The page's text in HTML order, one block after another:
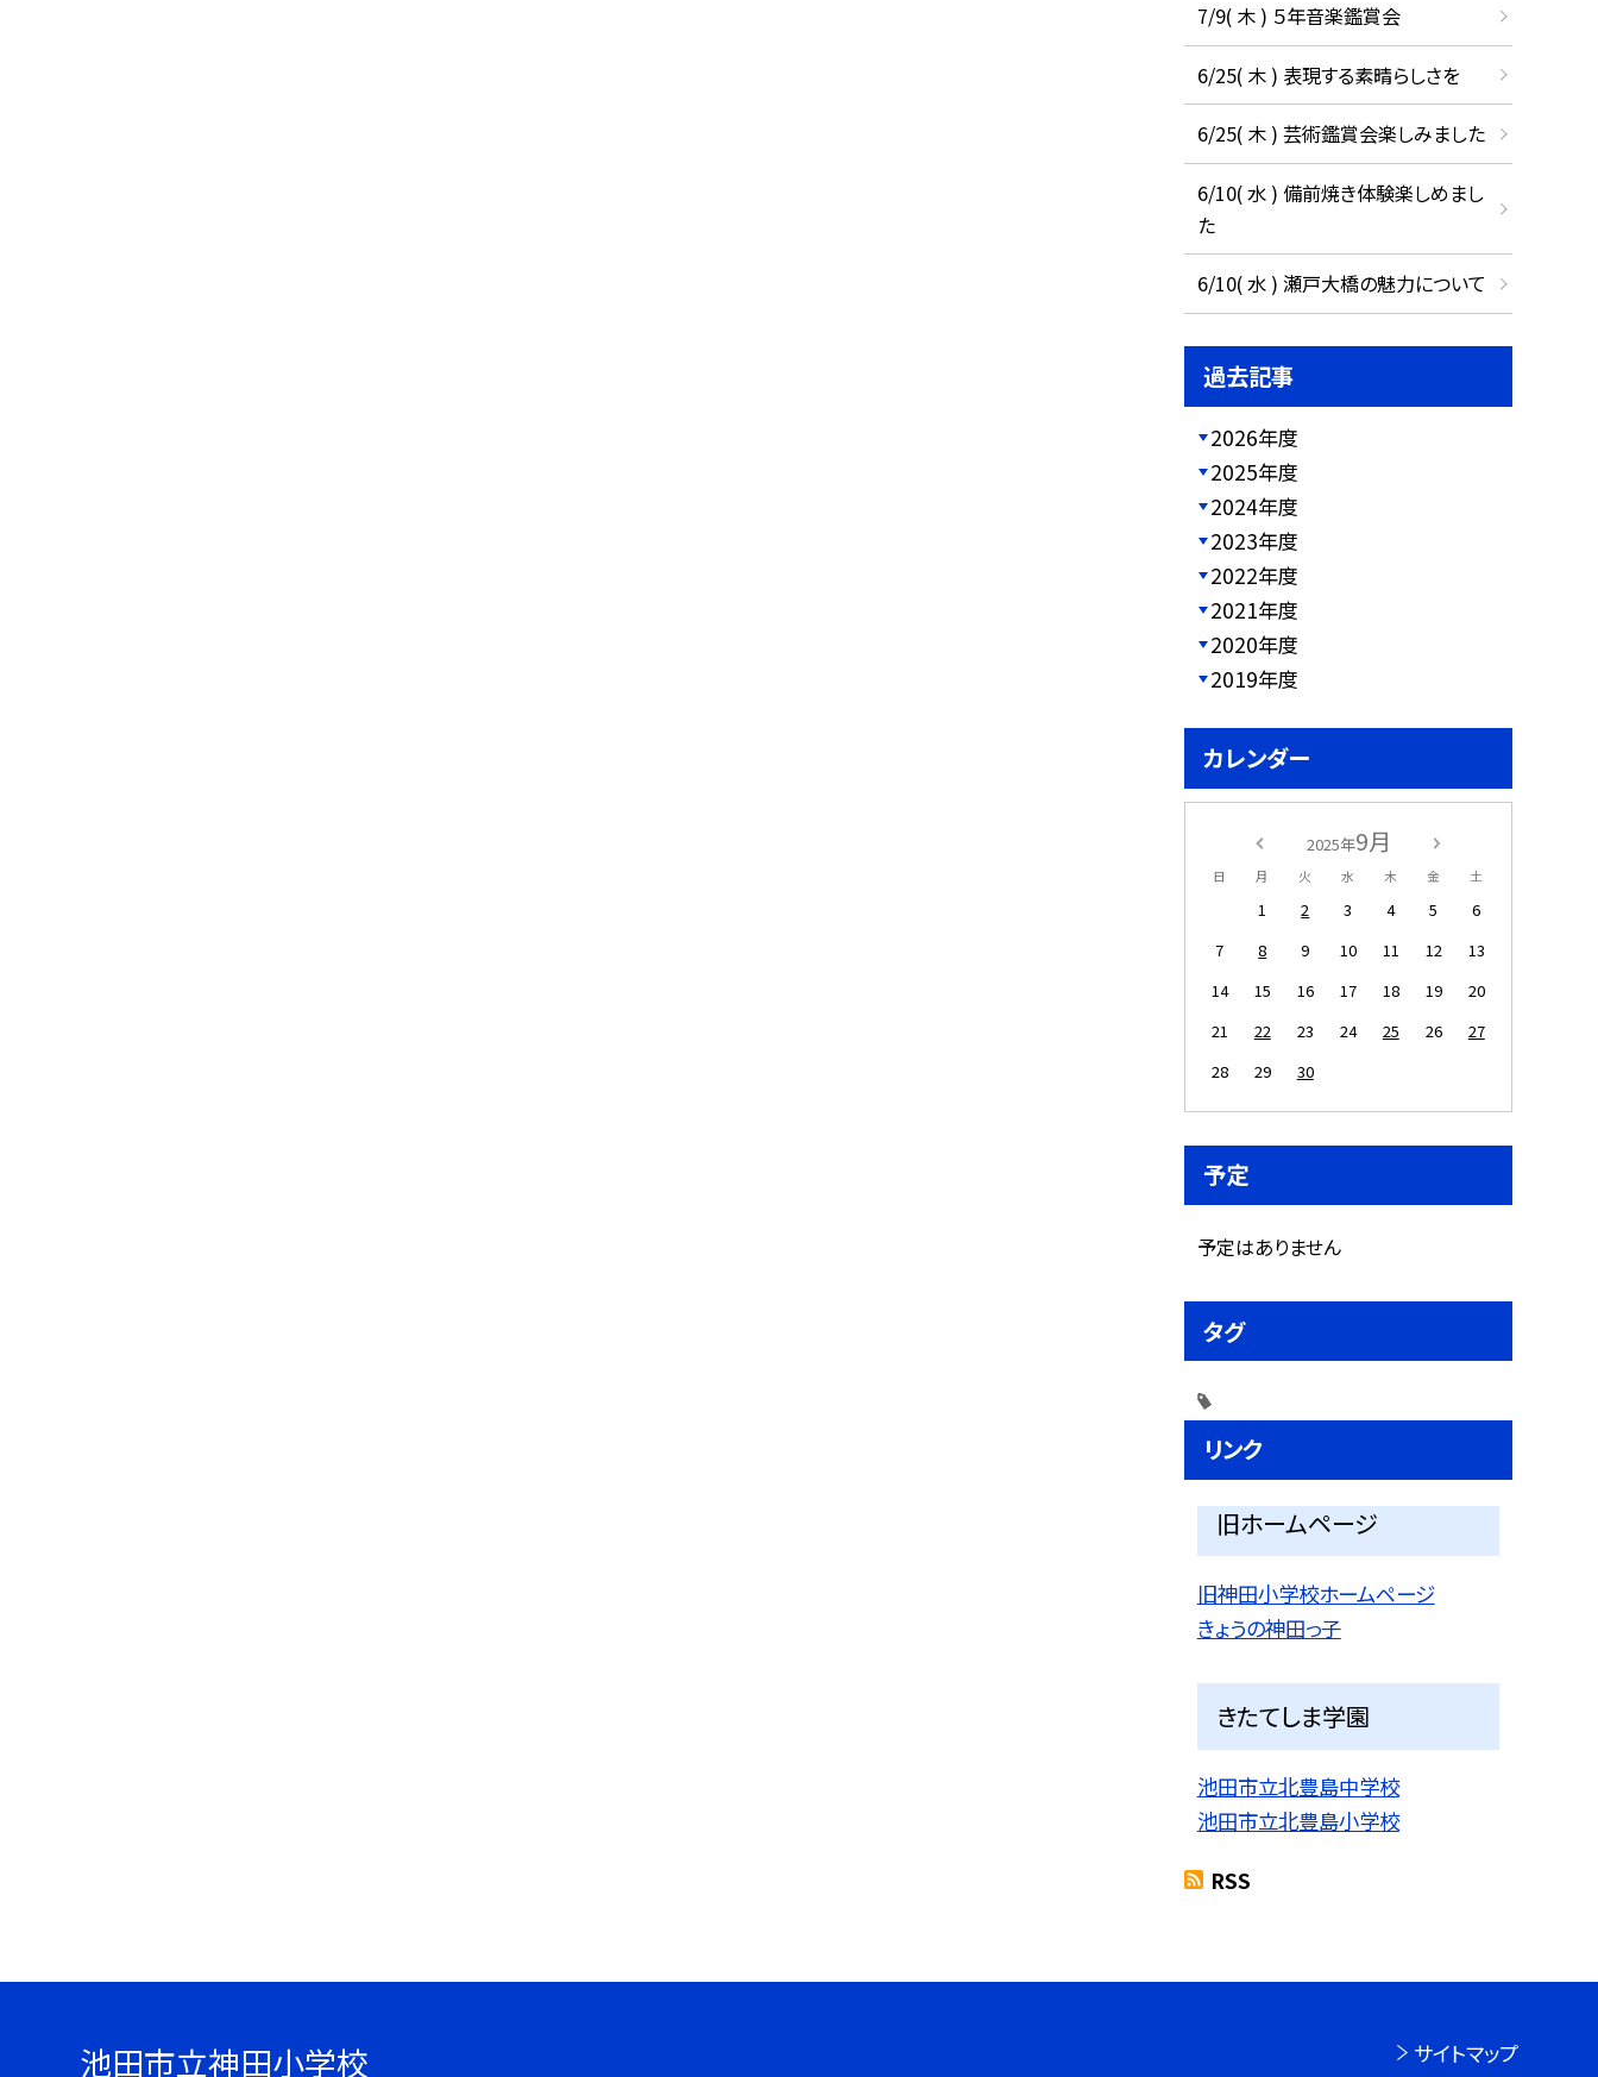
7/9( 木 ) ５年音楽鑑賞会
6/25( 木 ) 表現する素晴らしさを
6/25( 木 ) 芸術鑑賞会楽しみました
6/10( 水 ) 備前焼き体験楽しめまし
た
6/10( 水 ) 瀬戸大橋の魅力について
過去記事
2026年度
2025年度
2024年度
2023年度
2022年度
2021年度
2020年度
2019年度
カレンダー
2025年9月
日 月 火 水 木 金 土
1 2 3 4 5
6
7
8 9 10 11 12
13
14
15 16 17 18 19
20
21
22 23 24 25 26
27
28
29 30
予定
予定はありません
タグ
リンク
旧ホームページ
旧神田小学校ホームページ
きょうの神田っ子
きたてしま学園
池田市立北豊島中学校
池田市立北豊島小学校
RSS
池田市立神田小学校 サイトマップ